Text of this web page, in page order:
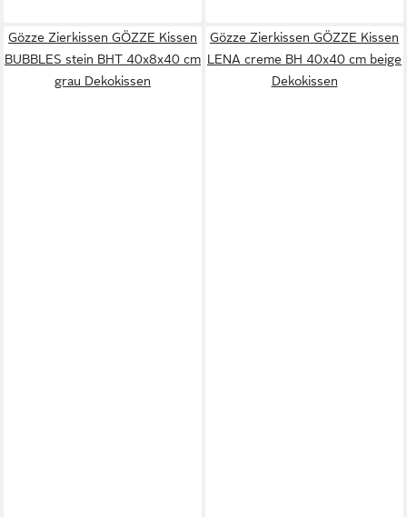
Gözze Zierkissen GÖZZE Kissen
BUBBLES stein BHT 40x8x40 cm
grau Dekokissen
Gözze Zierkissen GÖZZE Kissen
LENA creme BH 40x40 cm beige
Dekokissen